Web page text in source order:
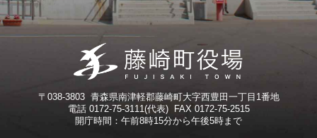
〒038-3803 青森県南津軽郡藤崎町大字西豊田一丁目1番地
電話 0172-75-3111(代表) FAX 0172-75-2515
開庁時間：午前8時15分から午後5時まで